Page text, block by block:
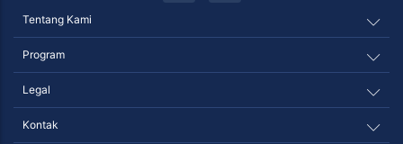
Tentang Kami
Program
Legal
Kontak